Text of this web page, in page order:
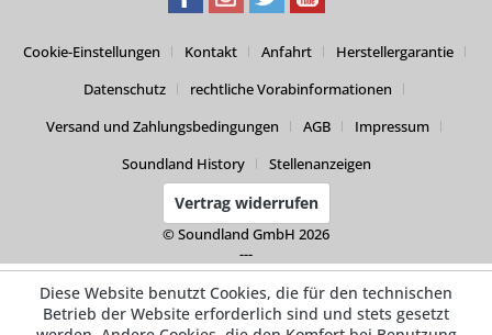
Cookie-Einstellungen Kontakt Anfahrt
Herstellergarantie
Datenschutz
rechtliche Vorabinformationen
Versand und Zahlungsbedingungen
AGB
Impressum
Soundland History
Stellenanzeigen
Vertrag widerrufen
© Soundland GmbH 2026
---
Diese Website benutzt Cookies, die für den technischen
Betrieb der Website erforderlich sind und stets gesetzt